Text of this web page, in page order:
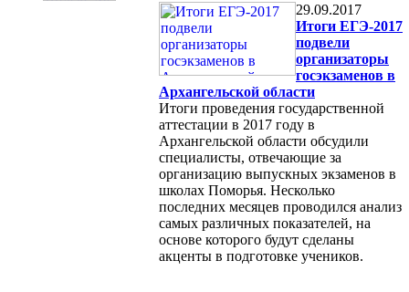
29.09.2017
Итоги ЕГЭ-2017
подвели
организаторы
госэкзаменов в
Архангельской области
Итоги проведения государственной
аттестации в 2017 году в
Архангельской области обсудили
специалисты, отвечающие за
организацию выпускных экзаменов в
школах Поморья. Несколько
последних месяцев проводился анализ
самых различных показателей, на
основе которого будут сделаны
акценты в подготовке учеников.